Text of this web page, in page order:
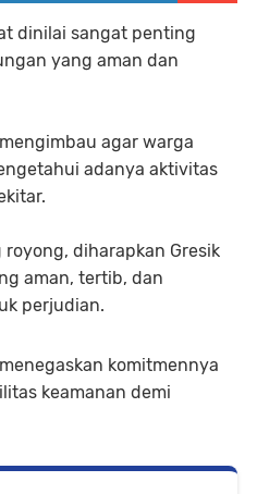
dinilai sangat penting
yang aman dan
agar warga
adanya aktivitas
diharapkan Gresik
aman, tertib, dan
perjudian.
komitmennya
keamanan demi